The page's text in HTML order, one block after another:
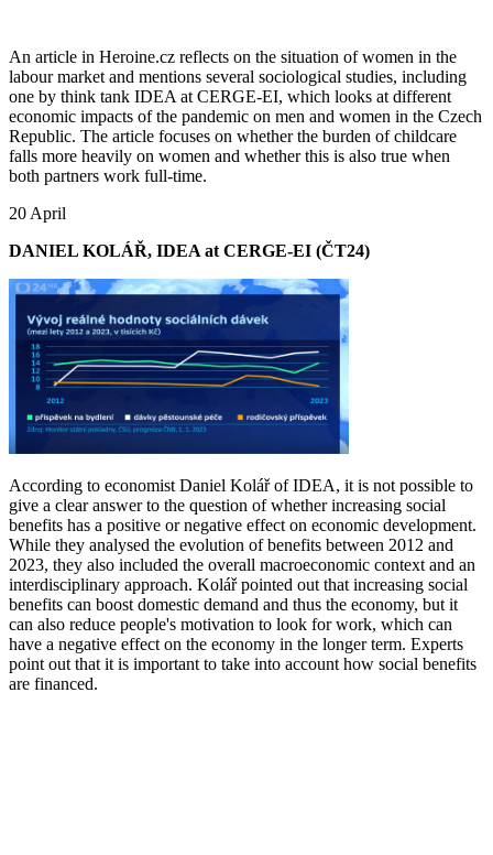
An article in Heroine.cz reflects on the situation of women in the
labour market and mentions several sociological studies, including
one by think tank IDEA at CERGE-EI, which looks at different
economic impacts of the pandemic on men and women in the Czech
Republic. The article focuses on whether the burden of childcare
falls more heavily on women and whether this is also true when
both partners work full-time.
20 April
DANIEL KOLÁŘ, IDEA at CERGE-EI (ČT24)
According to economist Daniel Kolář of IDEA, it is not possible to
give a clear answer to the question of whether increasing social
benefits has a positive or negative effect on economic development.
While they analysed the evolution of benefits between 2012 and
2023, they also included the overall macroeconomic context and an
interdisciplinary approach. Kolář pointed out that increasing social
benefits can boost domestic demand and thus the economy, but it
can also reduce people's motivation to look for work, which can
have a negative effect on the economy in the longer term. Experts
point out that it is important to take into account how social benefits
are financed.